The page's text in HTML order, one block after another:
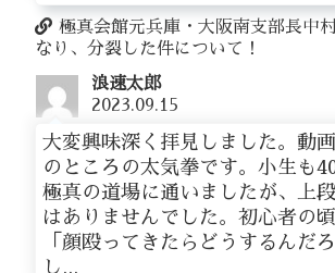
極真会館元兵庫・大阪南支部長中
なり、分裂した件について！
浪速太郎
2023.09.15
大変興味深く拝見しました。動
のところの太気拳です。小生も
極真の道場に通いましたが、上
はありませんでした。初心者の
「顔殴ってきたらどうするんだ
し...